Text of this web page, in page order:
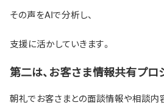
その声をAIで分析し、
支援に活かしていきます。
第二は、お客さま情報共有プロ
朝礼でお客さまとの面談情報や相談内